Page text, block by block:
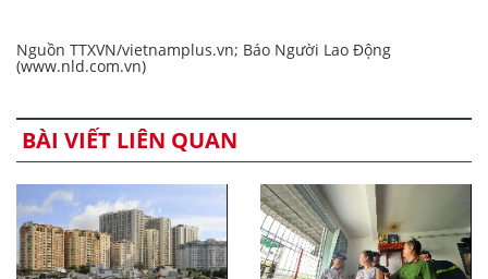
Nguồn TTXVN/vietnamplus.vn; Báo Người Lao Động
(www.nld.com.vn)
BÀI VIẾT LIÊN QUAN